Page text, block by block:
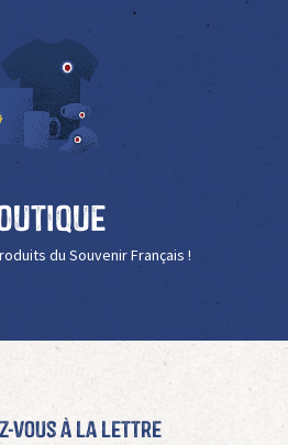
du Souvenir Français !
vous à La Lettre